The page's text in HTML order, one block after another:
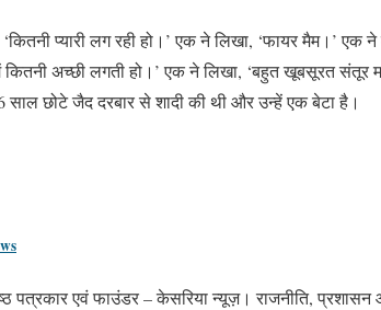
प्यारी लग रही हो।’ एक ने लिखा, ‘फायर मैम।’
अच्छी लगती हो।’ एक ने लिखा, ‘बहुत खूबसूरत संतूर
छोटे जैद दरबार से शादी की थी और उन्हें एक बेटा है।
पत्रकार एवं फाउंडर – केसरिया न्यूज़। राजनीति,